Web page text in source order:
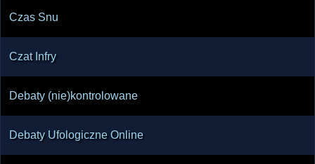
Czas Snu
Czat Infry
Debaty (nie)kontrolowane
Debaty Ufologiczne Online